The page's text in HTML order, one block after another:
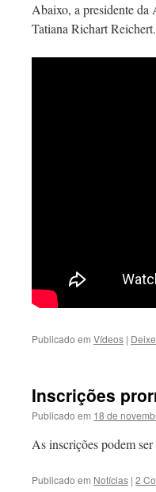
Abaixo, a presidente da
Tatiana Richart Reichert.
Publicado em Vídeos |
Inscrições
Publicado em 18 de
As inscrições podem
Publicado em Notícias | 2